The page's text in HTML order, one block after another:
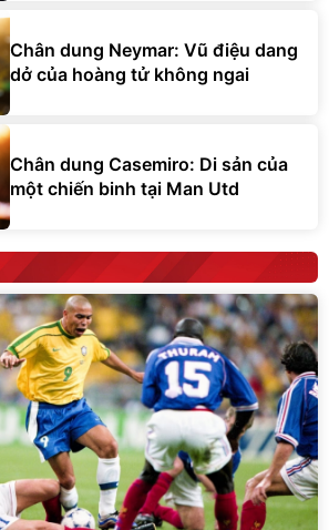
Chân dung Neymar: Vũ điệu dang
dở của hoàng tử không ngai
Chân dung Casemiro: Di sản của
một chiến binh tại Man Utd